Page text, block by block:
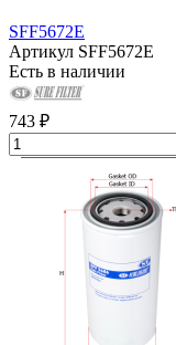
SFF5672E
Артикул SFF5672E
Есть в наличии
743 ₽